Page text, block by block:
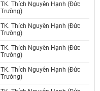
TK. Thích Nguyên Hạnh (Đức
Trường)
TK. Thích Nguyên Hạnh (Đức
Trường)
TK. Thích Nguyên Hạnh (Đức
Trường)
TK. Thích Nguyên Hạnh (Đức
Trường)